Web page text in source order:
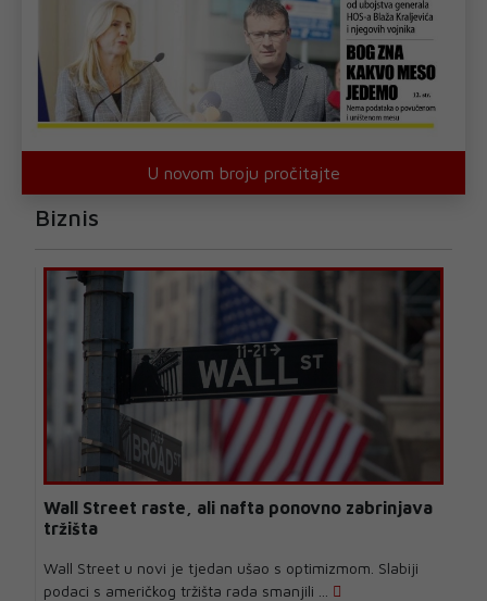
U novom broju pročitajte
Biznis
Wall Street raste, ali nafta ponovno zabrinjava
tržišta
Wall Street u novi je tjedan ušao s optimizmom. Slabiji
podaci s američkog tržišta rada smanjili ...